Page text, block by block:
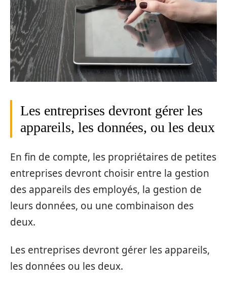
Les entreprises devront gérer les
appareils, les données, ou les deux
En fin de compte, les propriétaires de petites
entreprises devront choisir entre la gestion
des appareils des employés, la gestion de
leurs données, ou une combinaison des
deux.
Les entreprises devront gérer les appareils,
les données ou les deux.